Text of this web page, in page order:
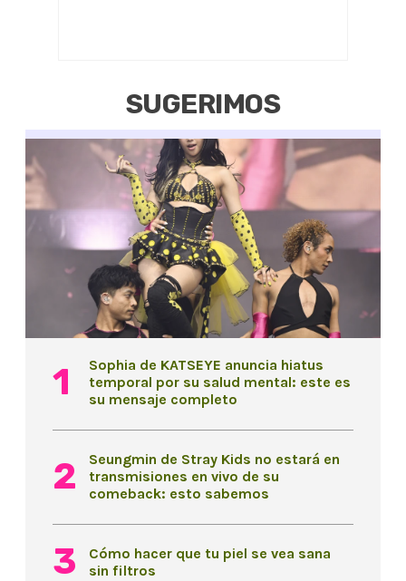
SUGERIMOS
Sophia de KATSEYE anuncia hiatus
temporal por su salud mental: este es
su mensaje completo
Seungmin de Stray Kids no estará en
transmisiones en vivo de su
comeback: esto sabemos
Cómo hacer que tu piel se vea sana
sin filtros